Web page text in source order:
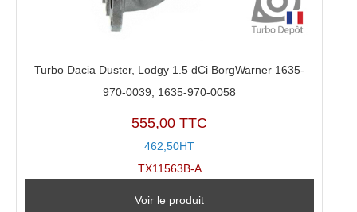
Turbo Dacia Duster, Lodgy 1.5 dCi BorgWarner 1635-
970-0039, 1635-970-0058
555,00 TTC
462,50HT
TX11563B-A
Voir le produit